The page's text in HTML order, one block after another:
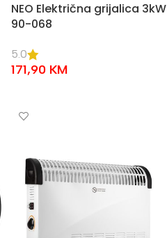
NEO Električna grijalica 3kW
90-068
5.0
171,90 KM